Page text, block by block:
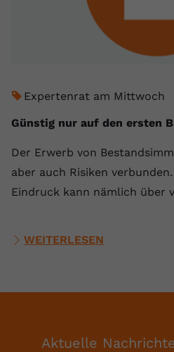
Expertenrat am Mittwoch
Günstig nur auf den ersten
Der Erwerb von
aber auch Risiken
Eindruck kann nämlich über
WEITERLESEN
Aktuelle